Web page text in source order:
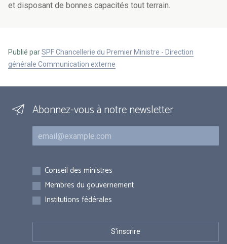
et disposant de bonnes capacités tout terrain.
Publié parSPF Chancellerie du Premier Ministre - Direction
générale Communication externe
Abonnez-vous à notre newsletter
Courriel
Inscriptions
Conseil des ministres
Membres du gouvernement
Institutions fédérales